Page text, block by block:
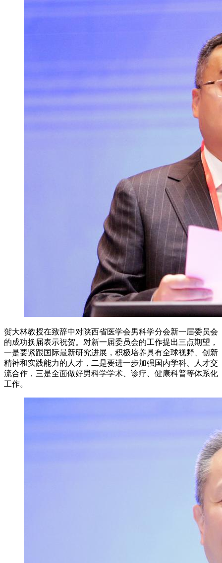
贺大林教授在致辞中对陕西省医学会男科学分会新一届委员会
的成功换届表示祝贺。对新一届委员会的工作提出三点期望，
一是要紧跟国际最新研究进展，积极培养具有全球视野、创新
精神和实践能力的人才，二是要进一步加强国内学科、人才交
流合作，三是全面做好男科学学术、诊疗、健康科普等体系化
工作。